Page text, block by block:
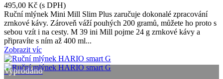
495,00 Kč (s DPH)
Ruční mlýnek Mini Mill Slim Plus zaručuje dokonalé zpracování
zrnkové kávy. Zároveň váží pouhých 200 gramů, můžete ho proto s
sebou vzít i na cesty. M 39 ini Mill pojme 24 g zrnkové kávy a
připravíte s ním až 400 ml...
Zobrazit víc
Vyprodáno